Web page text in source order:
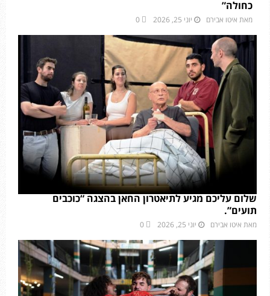
כחולה”
מאת איטו אבירם יוני 25, 2026 0
שלום עליכם מגיע לתיאטרון החאן בהצגה “כוכבים
תועים”.
מאת איטו אבירם יוני 25, 2026 0